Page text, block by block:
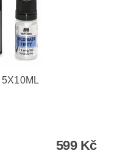
599 Kč